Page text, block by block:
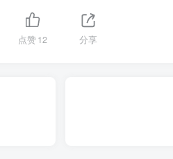
点赞12 分享